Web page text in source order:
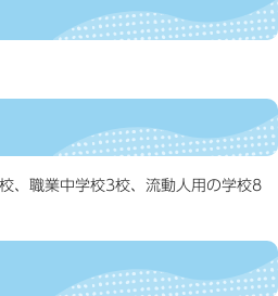
、職業中学校3校、流動人用の学校8